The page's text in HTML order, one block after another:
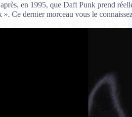
en 1995, que Daft Punk prend
». Ce dernier morceau vous le